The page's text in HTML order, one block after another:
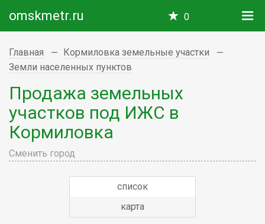
omskmetr.ru 0
Главная
Кормиловка земельные участки
Земли населенных пунктов
Продажа земельных
участков под ИЖС в
Кормиловка
Сменить город
список
карта